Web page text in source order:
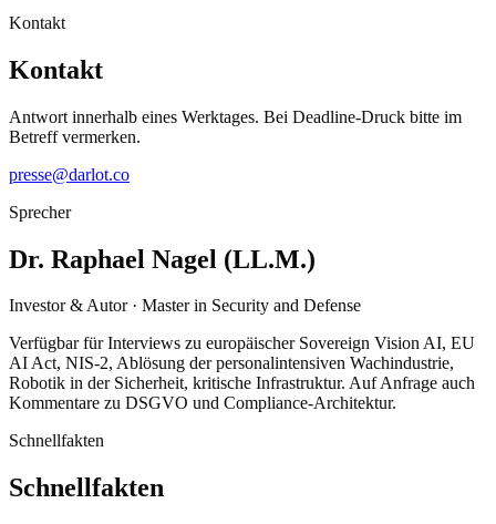
Kontakt
Kontakt
Antwort innerhalb eines Werktages. Bei Deadline-Druck bitte im
Betreff vermerken.
presse@darlot.co
Sprecher
Dr. Raphael Nagel (LL.M.)
Investor & Autor · Master in Security and Defense
Verfügbar für Interviews zu europäischer Sovereign Vision AI, EU
AI Act, NIS-2, Ablösung der personalintensiven Wachindustrie,
Robotik in der Sicherheit, kritische Infrastruktur. Auf Anfrage auch
Kommentare zu DSGVO und Compliance-Architektur.
Schnellfakten
Schnellfakten